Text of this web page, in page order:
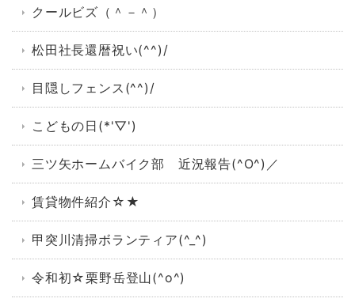
クールビズ（＾－＾）
松田社長還暦祝い(^^)/
目隠しフェンス(^^)/
こどもの日(*'▽')
三ツ矢ホームバイク部 近況報告(^O^)／
賃貸物件紹介☆★
甲突川清掃ボランティア(^_^)
令和初☆栗野岳登山(^o^)